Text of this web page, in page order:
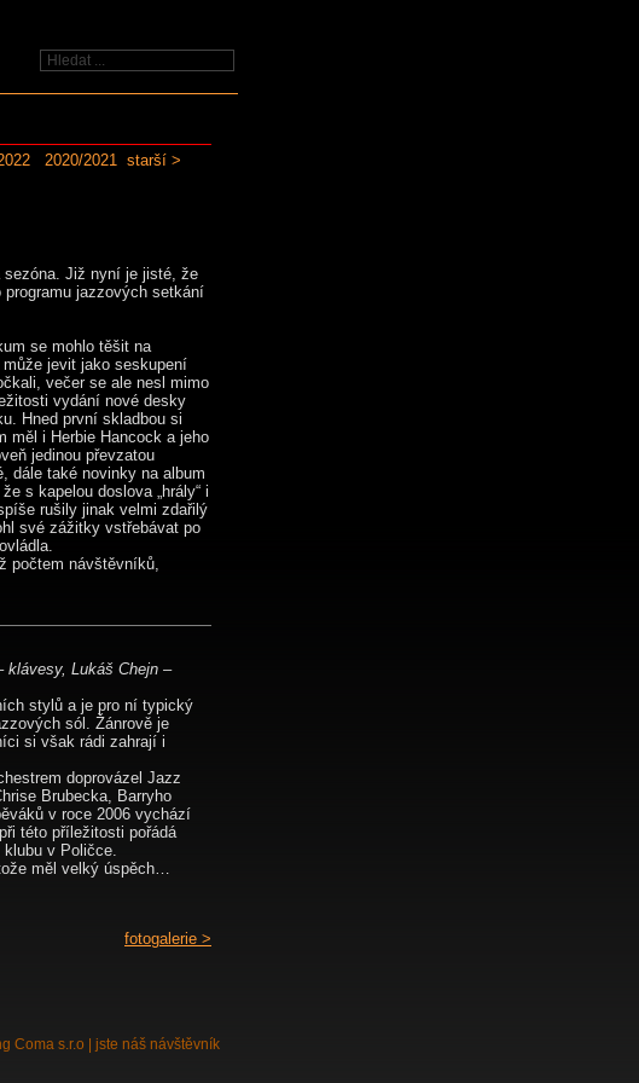
2020/2021 starší >
sezóna. Již nyní je jisté, že
jazzových setkání
se mohlo těšit na
jevit jako seskupení
večer se ale nesl mimo
vydání nové desky
Hned první skladbou si
měl i Herbie Hancock a jeho
jedinou převzatou
dále také novinky na album
s kapelou doslova „hrály“ i
rušily jinak velmi zdařilý
své zážitky vstřebávat po
počtem návštěvníků,
klávesy, Lukáš Chejn –
stylů a je pro ní typický
sól. Žánrově je
si však rádi zahrají i
doprovázel Jazz
Brubecka, Barryho
v roce 2006 vychází
této příležitosti pořádá
v Poličce.
měl velký úspěch…
fotogalerie >
Coma s.r.o | jste náš návštěvník